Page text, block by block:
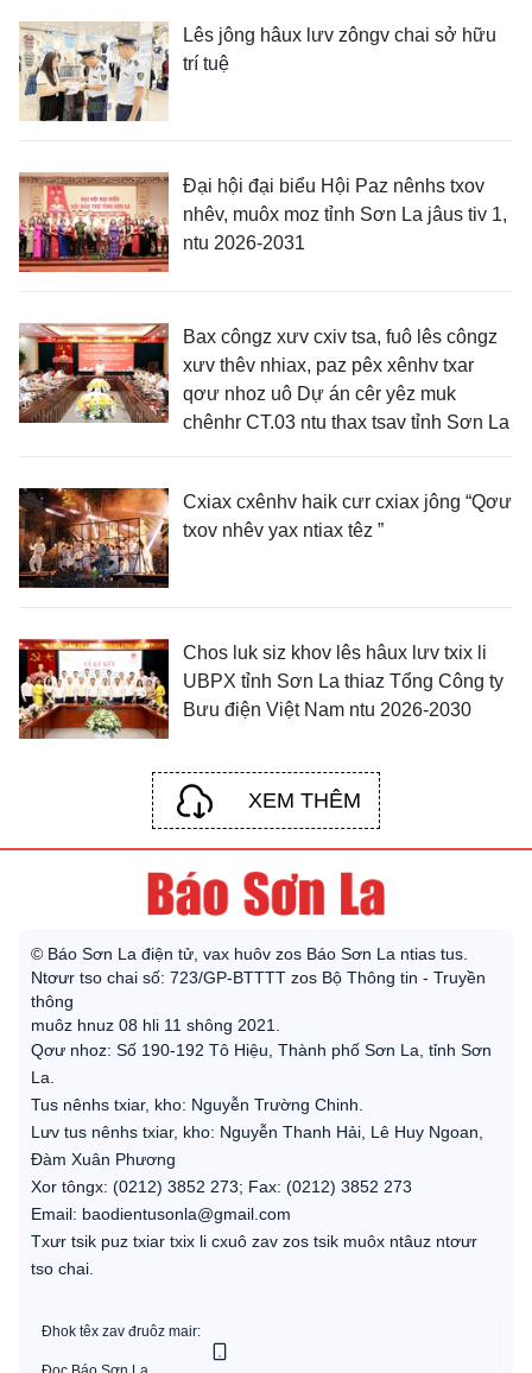
Lês jông hâux lưv zôngv chai sở hữu
trí tuệ
Đại hội đại biểu Hội Paz nênhs txov
nhêv, muôx moz tỉnh Sơn La jâus tiv 1,
ntu 2026-2031
Bax côngz xưv cxiv tsa, fuô lês côngz
xưv thêv nhiax, paz pêx xênhv txar
qơư nhoz uô Dự án cêr yêz muk
chênhr CT.03 ntu thax tsav tỉnh Sơn La
Cxiax cxênhv haik cưr cxiax jông “Qơư
txov nhêv yax ntiax têz ”
Chos luk siz khov lês hâux lưv txix li
UBPX tỉnh Sơn La thiaz Tổng Công ty
Bưu điện Việt Nam ntu 2026-2030
XEM THÊM
© Báo Sơn La điện tử, vax huôv zos Báo Sơn La ntias tus.
Ntơưr tso chai số: 723/GP-BTTTT zos Bộ Thông tin - Truyền
thông
muôz hnuz 08 hli 11 shông 2021.
Qơư nhoz: Số 190-192 Tô Hiệu, Thành phố Sơn La, tỉnh Sơn
La.
Tus nênhs txiar, kho: Nguyễn Trường Chinh.
Lưv tus nênhs txiar, kho: Nguyễn Thanh Hải, Lê Huy Ngoan,
Đàm Xuân Phương
Xor tôngx: (0212) 3852 273; Fax: (0212) 3852 273
Email: baodientusonla@gmail.com
Txưr tsik puz txiar txix li cxuô zav zos tsik muôx ntâuz ntơưr
tso chai.
Đhok têx zav đruôz mair: